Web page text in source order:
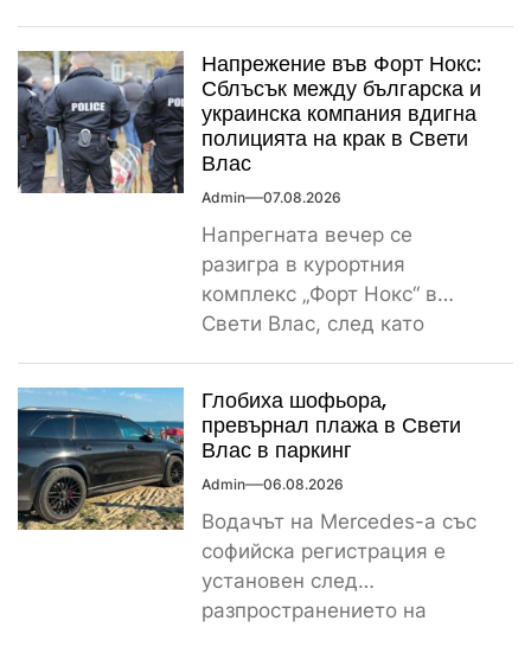
Напрежение във Форт Нокс:
Сблъсък между българска и
украинска компания вдигна
полицията на крак в Свети
Влас
Admin 07.08.2026
Напрегната вечер се
разигра в курортния
комплекс „Форт Нокс“ в
Свети Влас, след като
Глобиха шофьора,
превърнал плажа в Свети
Влас в паркинг
Admin 06.08.2026
Водачът на Mercedes-а със
софийска регистрация е
установен след
разпространението на